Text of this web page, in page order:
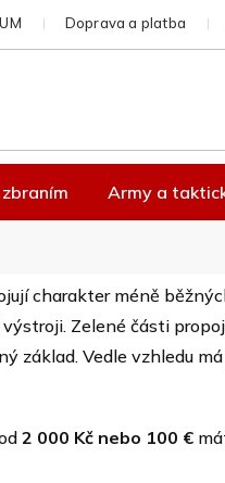
Doprava a platba
Army a
charakter méně
Zelené části
Vedle vzhledu
2 000 Kč nebo 100 €